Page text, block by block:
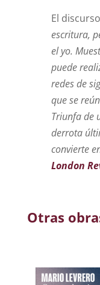
El
escritura,
el yo.
puede
redes de
que se
Triunfa de
derrota
convierte
London
Otras